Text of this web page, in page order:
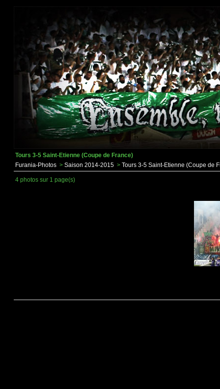
Tours 3-5 Saint-Etienne (Coupe de France)
Furania-Photos > Saison 2014-2015 > Tours 3-5 Saint-Etienne (Coupe de
4 photos sur 1 page(s)